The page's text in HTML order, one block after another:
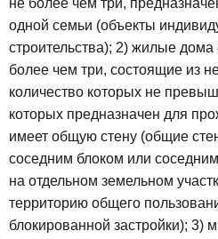
не более чем три,
одной семьи (объекты
строительства); 2) жилые дома
более чем три, состоящие из
количество которых не
которых предназначен для
имеет общую стену (общие
соседним блоком или
на отдельном земельном
территорию общего
блокированной застройки); 3)